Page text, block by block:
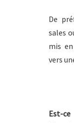
De
sales
mis
vers
Est-